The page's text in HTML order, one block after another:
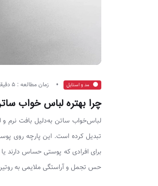
مد و استایل زمان مطالعه : 5 دقیقه
چرا بهتره لباس خواب
لباس‌خواب ساتن به‌دلیل بافت نرم و
تبدیل کرده است. این پارچه روی
برای افرادی که پوستی حساس دارند
حس تجمل و آراستگی ملایمی به